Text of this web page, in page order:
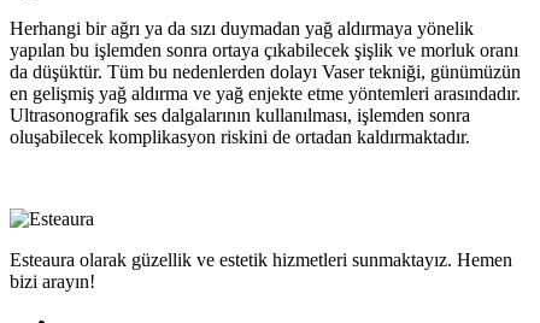
Herhangi bir ağrı ya da sızı duymadan yağ aldırmaya yönelik
yapılan bu işlemden sonra ortaya çıkabilecek şişlik ve morluk oranı
da düşüktür. Tüm bu nedenlerden dolayı Vaser tekniği, günümüzün
en gelişmiş yağ aldırma ve yağ enjekte etme yöntemleri arasındadır.
Ultrasonografik ses dalgalarının kullanılması, işlemden sonra
oluşabilecek komplikasyon riskini de ortadan kaldırmaktadır.
Esteaura olarak güzellik ve estetik hizmetleri sunmaktayız. Hemen
bizi arayın!